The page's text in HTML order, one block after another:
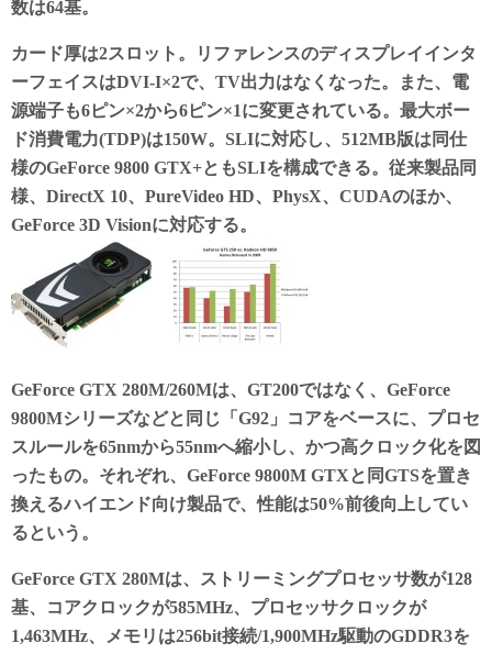
数は64基。
カード厚は2スロット。リファレンスのディスプレイインタ
ーフェイスはDVI-I×2で、TV出力はなくなった。また、電
源端子も6ピン×2から6ピン×1に変更されている。最大ボー
ド消費電力(TDP)は150W。SLIに対応し、512MB版は同仕
様のGeForce 9800 GTX+ともSLIを構成できる。従来製品同
様、DirectX 10、PureVideo HD、PhysX、CUDAのほか、
GeForce 3D Visionに対応する。
GeForce GTX 280M/260Mは、GT200ではなく、GeForce
9800Mシリーズなどと同じ「G92」コアをベースに、プロセ
スルールを65nmから55nmへ縮小し、かつ高クロック化を図
ったもの。それぞれ、GeForce 9800M GTXと同GTSを置き
換えるハイエンド向け製品で、性能は50%前後向上してい
るという。
GeForce GTX 280Mは、ストリーミングプロセッサ数が128
基、コアクロックが585MHz、プロセッサクロックが
1,463MHz、メモリは256bit接続/1,900MHz駆動のGDDR3を